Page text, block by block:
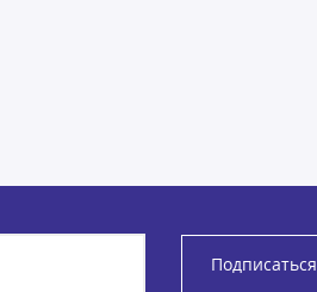
Подписаться